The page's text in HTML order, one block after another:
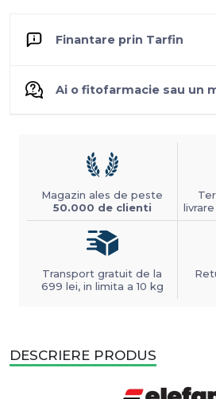
Finantare prin Tarfin
Ai o fitofarmacie sau un
Magazin ales de peste
50.000 de clienti
livrare
Transport gratuit de la
699 lei, in limita a 10 kg
DESCRIERE PRODUS